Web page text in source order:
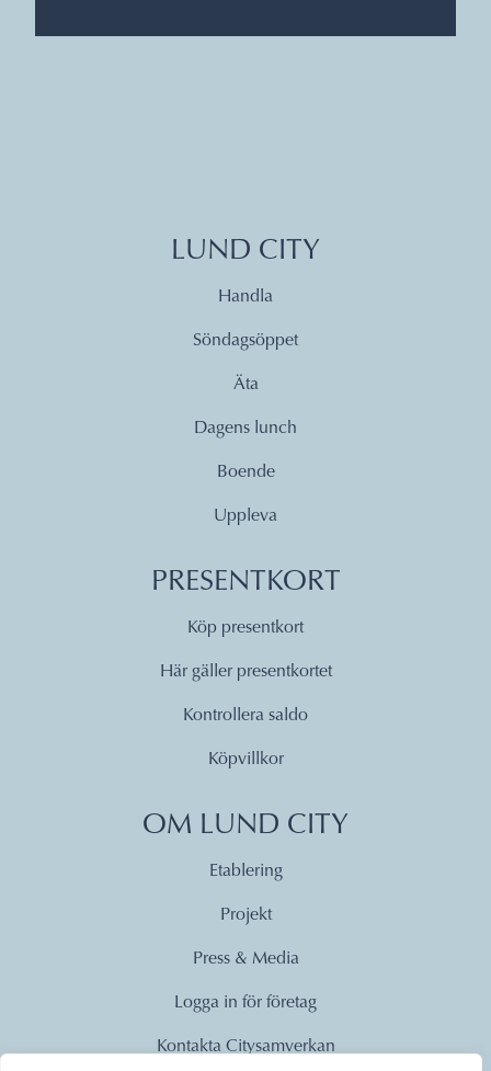
LUND CITY
Handla
Söndagsöppet
Äta
Dagens lunch
Boende
Uppleva
PRESENTKORT
Köp presentkort
Här gäller presentkortet
Kontrollera saldo
Köpvillkor
OM LUND CITY
Etablering
Projekt
Press & Media
Logga in för företag
Kontakta Citysamverkan